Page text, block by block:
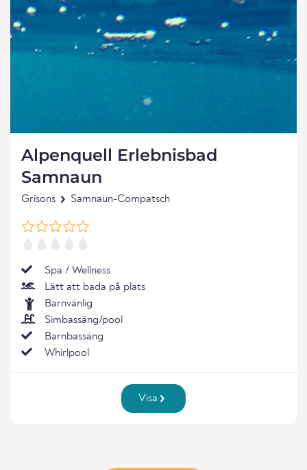
Alpenquell Erlebnisbad
Samnaun
Grisons Samnaun-Compatsch
Spa / Wellness
Lätt att bada på plats
Barnvänlig
Simbassäng/pool
Barnbassäng
Whirlpool
Visa